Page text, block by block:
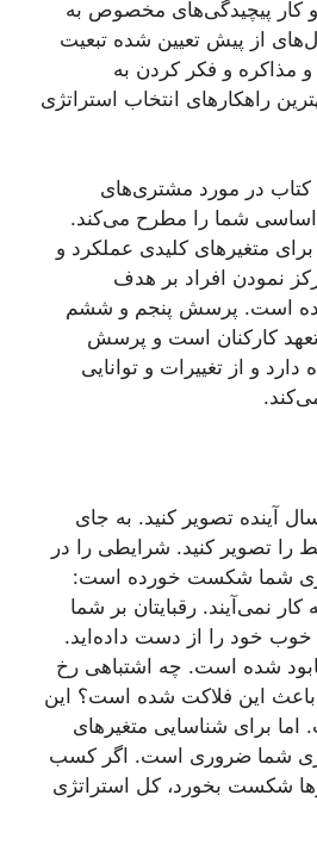
کار پیچیدگی‌های مخصوص به
از پیش تعیین شده تبعیت
و مذاکره و فکر کردن به
راهکارهای انتخاب استراتژی
کتاب در مورد مشتری‌های
شما را مطرح می‌کند.
متغیرهای کلیدی عملکرد و
نمودن افراد بر هدف
است. پرسش پنجم و ششم
کارکنان است و پرسش
دارد و از تغییرات و توانایی
آینده تصویر کنید. به جای
را تصویر کنید. شرایطی را در
شما شکست خورده است:
نمی‌آیند. رقبایتان بر شما
خوب خود را از دست داده‌اید.
شده است. چه اشتباهی رخ
این فلاکت شده است؟ این
اما برای شناسایی متغیرهای
شما ضروری است. اگر کسب
شکست بخورد، کل استراتژی